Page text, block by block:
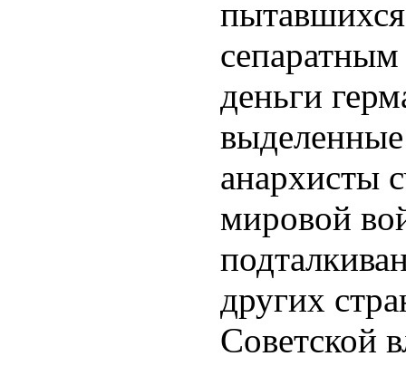
пытавшихся
деньги
анархисты
мировой
других
Советской